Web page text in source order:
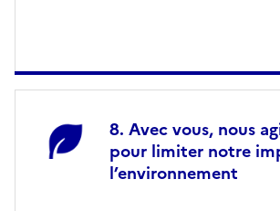
Avec vous, nous
pour limiter notre
l’environnement